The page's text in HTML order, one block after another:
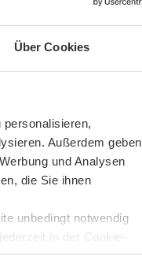
Über Cookies
Außerdem geben
und Analysen
die Sie ihnen
unbedingt notwendig
in der Cookie-
oder